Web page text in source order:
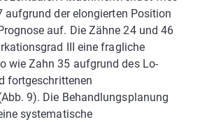
aufgrund der elongierten Position
auf. Die Zähne 24 und 46
III eine fragliche
wie Zahn 35 aufgrund des Lo­
fortgeschrittenen
9). Die Behandlungsplanung
systematische